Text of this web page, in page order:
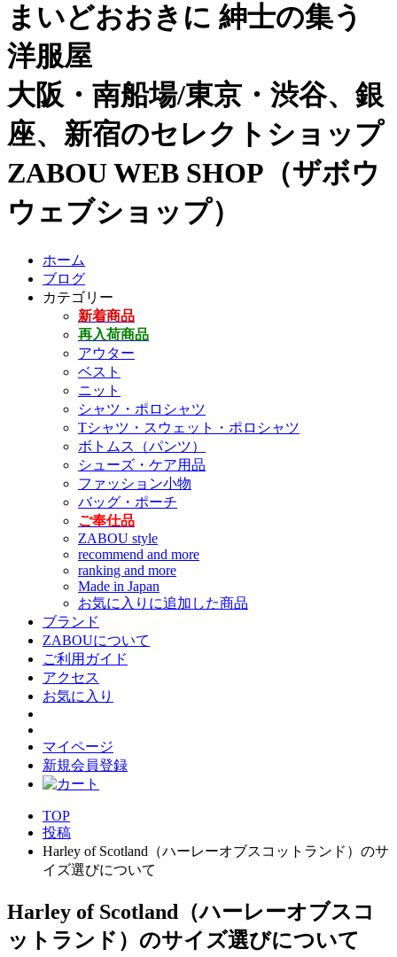
まいどおおきに 紳士の集う
洋服屋
大阪・南船場/東京・渋谷、銀
座、新宿のセレクトショップ
ZABOU WEB SHOP（ザボウ
ウェブショップ）
ホーム
ブログ
カテゴリー
新着商品
再入荷商品
アウター
ベスト
ニット
シャツ・ポロシャツ
Tシャツ・スウェット・ポロシャツ
ボトムス（パンツ）
シューズ・ケア用品
ファッション小物
バッグ・ポーチ
ご奉仕品
ZABOU style
recommend and more
ranking and more
Made in Japan
お気に入りに追加した商品
ブランド
ZABOUについて
ご利用ガイド
アクセス
お気に入り
マイページ
新規会員登録
TOP
投稿
Harley of Scotland（ハーレーオブスコットランド）のサ
イズ選びについて
Harley of Scotland（ハーレーオブスコ
ットランド）のサイズ選びについて